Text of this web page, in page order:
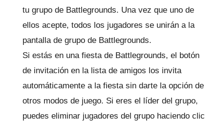
tu grupo de Battlegrounds. Una vez que uno de
ellos acepte, todos los jugadores se unirán a la
pantalla de grupo de Battlegrounds.
Si estás en una fiesta de Battlegrounds, el botón
de invitación en la lista de amigos los invita
automáticamente a la fiesta sin darte la opción de
otros modos de juego. Si eres el líder del grupo,
puedes eliminar jugadores del grupo haciendo clic